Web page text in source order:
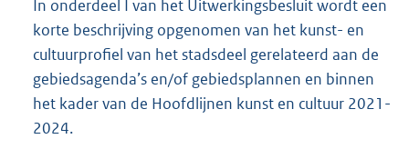
In onderdeel I van het Uitwerkingsbesluit wordt een
korte beschrijving opgenomen van het kunst- en
cultuurprofiel van het stadsdeel gerelateerd aan de
gebiedsagenda’s en/of gebiedsplannen en binnen
het kader van de Hoofdlijnen kunst en cultuur 2021-
2024.